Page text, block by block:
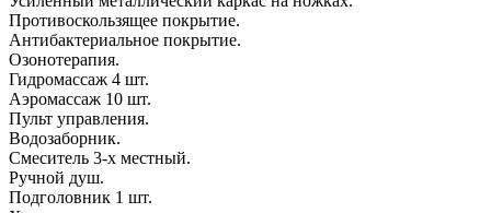
Противоскользящее покрытие.
Антибактериальное покрытие.
Озонотерапия.
Гидромассаж 4 шт.
Аэромассаж 10 шт.
Пульт управления.
Водозаборник.
Смеситель 3-х местный.
Ручной душ.
Подголовник 1 шт.